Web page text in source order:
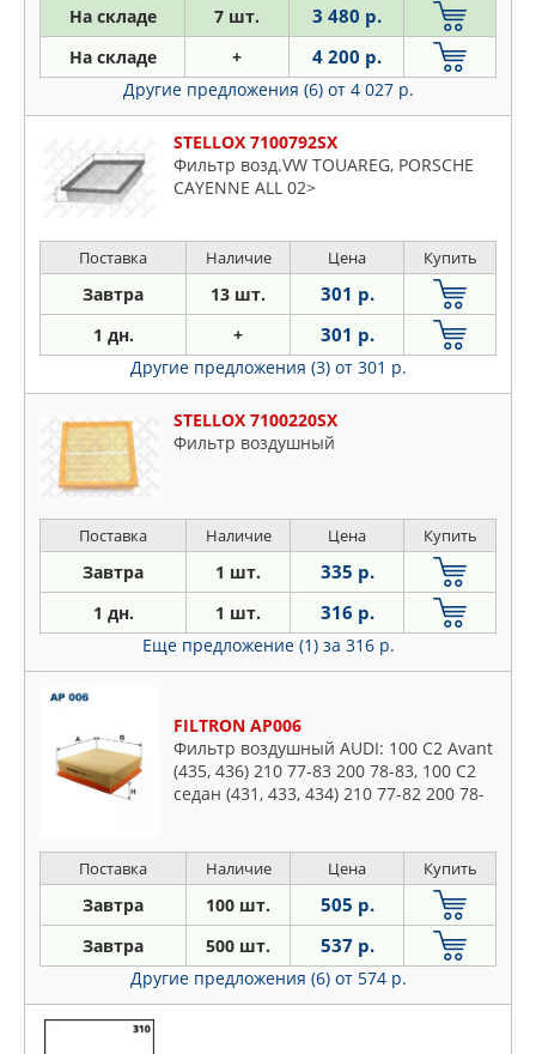
На складе 7 шт. 3 480 р.
На складе + 4 200 р.
Другие предложения (6) от 4 027 р.
STELLOX 7100792SX
Фильтр возд.VW TOUAREG, PORSCHE
CAYENNE ALL 02>
Поставка Наличие Цена Купить
Завтра 13 шт. 301 р.
1 дн. + 301 р.
Другие предложения (3) от 301 р.
STELLOX 7100220SX
Фильтр воздушный
Поставка Наличие Цена Купить
Завтра 1 шт. 335 р.
1 дн. 1 шт. 316 р.
Еще предложение (1) за 316 р.
FILTRON AP006
Фильтр воздушный AUDI: 100 C2 Avant
(435, 436) 210 77-83 200 78-83, 100 C2
седан (431, 433, 434) 210 77-82 200 78-
Поставка Наличие Цена Купить
Завтра 100 шт. 505 р.
Завтра 500 шт. 537 р.
Другие предложения (6) от 574 р.